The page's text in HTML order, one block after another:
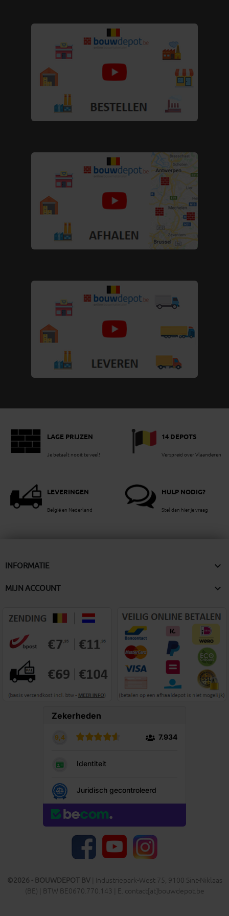
LAGE PRIJZEN
Je betaalt nooit te veel!
14 DEPOTS
Verspreid over Vlaanderen
LEVERINGEN
België en Nederland
HULP NODIG?
Stel dan hier je vraag
INFORMATIE 
MIJN ACCOUNT 
©2026 - BOUWDEPOT BV| Industriepark-West 75, 9100 Sint-Niklaas
(BE) | BTW BE0670.770.143 | E. contact[at]bouwdepot.be